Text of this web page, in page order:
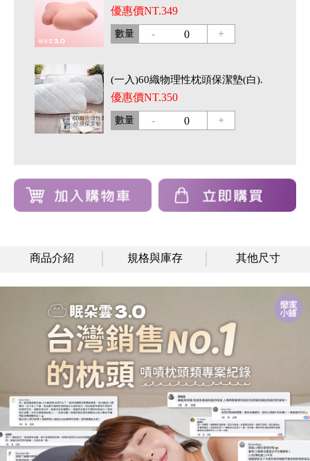
優惠價NT.349
數量 - 0 +
(一入)60織物理性枕頭保潔墊(白).
優惠價NT.350
數量 - 0 +
商品介紹 規格與庫存 其他尺寸